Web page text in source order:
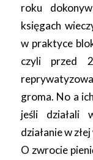
roku
księgach
w praktyce
czyli przed
groma. No a
jeśli działali
działanie w
O zwrocie